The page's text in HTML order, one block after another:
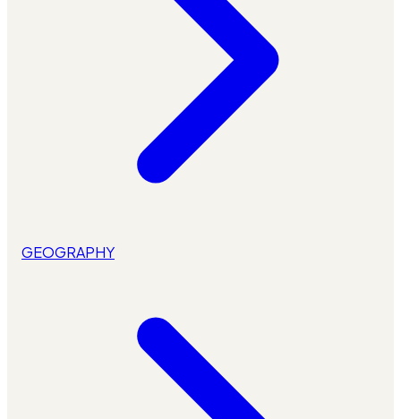
GEOGRAPHY